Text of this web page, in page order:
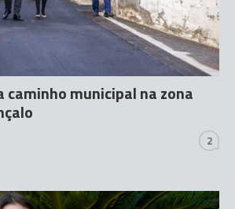
caminho municipal na zona
2